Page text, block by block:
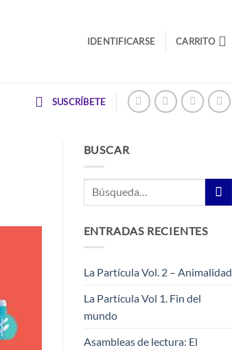
IDENTIFICARSE CARRITO
SUSCRÍBETE
BUSCAR
Buscar
por:
ENTRADAS RECIENTES
La Partícula Vol. 2 – Animalidad
La Partícula Vol 1. Fin del
mundo
Asambleas de lectura: El